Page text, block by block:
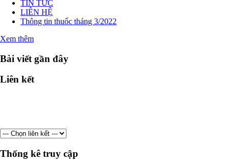
TIN TỨC
LIÊN HỆ
Thông tin thuốc tháng 3/2022
Xem thêm
Bài viết gần đây
Liên kết
Thống kê truy cập